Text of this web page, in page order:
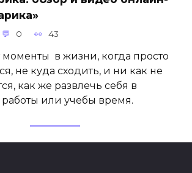
0 43
моменты в жизни, когда просто
не куда сходить, и ни как не
как же развлечь себя в
работы или учебы время.